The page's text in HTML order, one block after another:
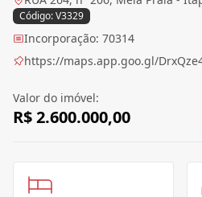
Código: V3329
Incorporação: 70314
https://maps.app.goo.gl/
Valor do imóvel:
R$ 2.600.000,00